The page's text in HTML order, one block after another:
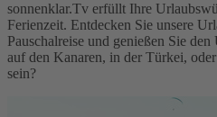
sonnenklar.Tv erfüllt Ihre
Ferienzeit. Entdecken Sie unsere
Pauschalreise und genießen Sie
auf den Kanaren, in der Türkei,
sein?